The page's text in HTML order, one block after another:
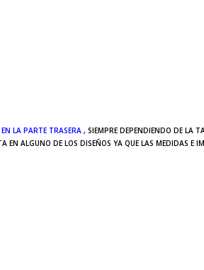
LA PARTE TRASERA , SIEMPRE DEPENDIENDO DE LA
ALGUNO DE LOS DISEÑOS YA QUE LAS MEDIDAS E